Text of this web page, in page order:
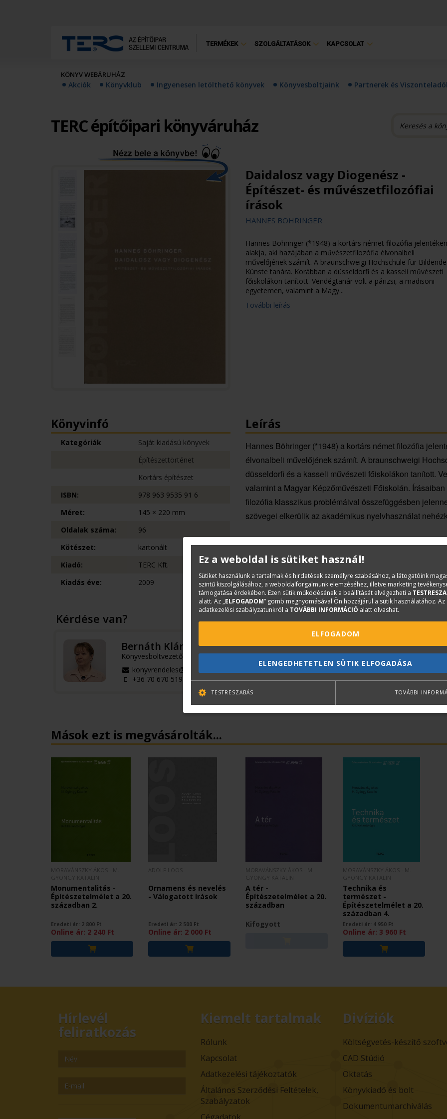
TERMÉKEK SZOLGÁLTATÁSOK KAPCSOLAT
KÖNYV WEBÁRUHÁZ
Akciók Könyvklub Ingyenesen letölthető könyvek Könyvesboltjaink Partnerek és
TERC építőipari könyváruház
Daidalosz vagy Diogenész -
Építészet- és művészetfilozófiai
írások
HANNES BÖHRINGER
Hannes Böhringer (*1948) a kortárs német filozófia
alakja, aki hazájában a művészetfilozófia élvonalbeli
művelőjének számít. A braunschweigi Hochschule für Bildende
Künste tanára. Korábban a düsseldorfi és a kasseli művészeti
főiskolákon tanított. Vendégtanár volt a párizsi, a madisoni
egyetemen, valamint a Magy...
További leírás
Leírás
Hannes Böhringer (*1948) a kortárs német filozófia
élvonalbeli művelőjének számít. A braunschweigi
düsseldorfi és a kasseli művészeti főiskolákon tanított.
valamint a Magyar Képzőművészeti Főiskolán.
filozófia klasszikus problémáival összefüggésben
szövegei elkerülik az akadémikus nyelvhasználat
Könyvinfó
Kategóriák
Saját kiadású könyvek
Építészettörténet
Kortárs építészet
ISBN:
978 963 9535 91 6
Méret:
145 × 220 mm
Oldalak száma:
96
Kötészet:
kartonált
Kiadó:
TERC Kft.
Kiadás éve:
2009
Kérdése van?
Bernáth Klára
Könyvesboltvezető
konyvrendeles@terc.hu
+36 70 670 5194
Mások ezt is megvásárolták...
Monumentalitás -
Építészetelmélet a 20.
században 2.
Eredeti ár: 2 800 Ft
Online ár: 2 240 Ft
Ornamens és nevelés
- Válogatott írások
Eredeti ár: 2 500 Ft
Online ár: 2 000 Ft
A tér -
Építészetelmélet a 20.
században
Kifogyott
Technika és
természet -
Építészetelmélet a 20.
században 4.
Eredeti ár: 4 950 Ft
Online ár: 3 960 Ft
Hírlevél
feliratkozás
Kiemelt tartalmak
Rólunk
Kapcsolat
Adatkezelési tájékoztatók
Általános Szerződési Feltételek,
Szabályzatok
Cégadatok
Divíziók
Költségvetés-készítő
CAD Stúdió
Oktatás
Könyvkiadó és bolt
Dokumentumarchiválás
Ez a weboldal is sütiket használ!
Sütiket használunk a tartalmak és hirdetések személyre szabásához, a látogatóink
szintű kiszolgálásához, a weboldalforgalmunk elemzéséhez, illetve marketing
támogatása érdekében. Ezen sütik működésének a beállítását elvégezheti a
alatt. Az „ELFOGADOM” gomb megnyomásával Ön hozzájárul a sütik használatához. Az
adatkezelési szabályzatunkról a TOVÁBBI INFORMÁCIÓ alatt olvashat.
ELFOGADOM
ELENGEDHETETLEN SÜTIK ELFOGADÁSA
TESTRESZABÁS TOVÁBBI